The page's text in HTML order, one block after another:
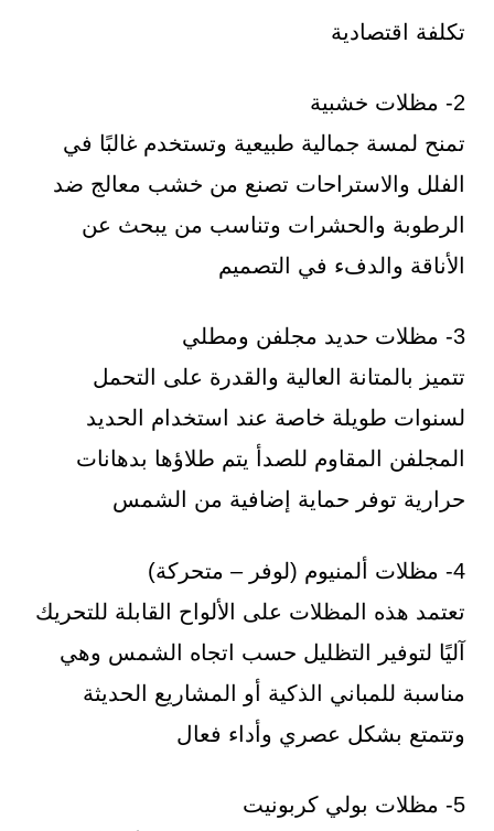
تكلفة اقتصادية
2- مظلات خشبية
تمنح لمسة جمالية طبيعية وتستخدم غالبًا في
الفلل والاستراحات تصنع من خشب معالج ضد
الرطوبة والحشرات وتناسب من يبحث عن
الأناقة والدفء في التصميم
3- مظلات حديد مجلفن ومطلي
تتميز بالمتانة العالية والقدرة على التحمل
لسنوات طويلة خاصة عند استخدام الحديد
المجلفن المقاوم للصدأ يتم طلاؤها بدهانات
حرارية توفر حماية إضافية من الشمس
4- مظلات ألمنيوم (لوفر – متحركة)
تعتمد هذه المظلات على الألواح القابلة للتحريك
آليًا لتوفير التظليل حسب اتجاه الشمس وهي
مناسبة للمباني الذكية أو المشاريع الحديثة
وتتمتع بشكل عصري وأداء فعال
5- مظلات بولي كربونيت